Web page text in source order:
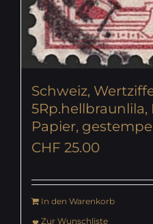
Schweiz,
5Rp.hellbraunlila,
Papier,
CHF 25.00
In den Warenkorb
Zur Wunschliste